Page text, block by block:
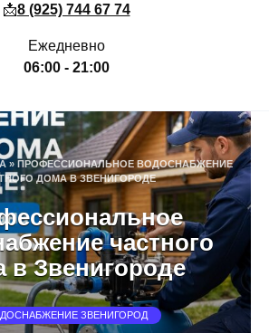
📩8 (925) 744 67 74
Ежедневно
06:00 - 21:00
» ПРОФЕССИОНАЛЬНОЕ ВОДОСНАБЖЕНИЕ
ДОМА В ЗВЕНИГОРОДЕ
частного
в Звенигороде
ЗВЕНИГОРОД